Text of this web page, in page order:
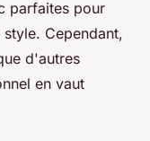
parfaites pour
Cependant,
d'autres
en vaut